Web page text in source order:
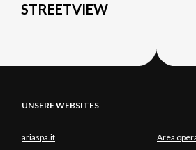
STREETVIEW
UNSERE WEBSITES
ariaspa.it Area